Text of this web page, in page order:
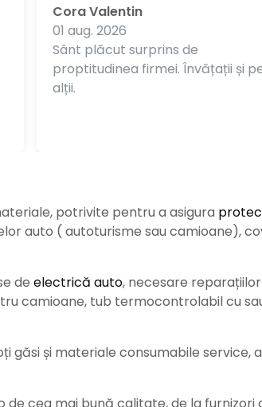
Sânt plăcut surprins de
proptitudinea firmei. Învățații și
alții.
Cora Valentin
01 aug. 2026
potrivite pentru a asigura
auto ( autoturisme sau camioane),
de electrică auto, necesare
camioane, tub termocontrolabil cu
găsi și materiale consumabile